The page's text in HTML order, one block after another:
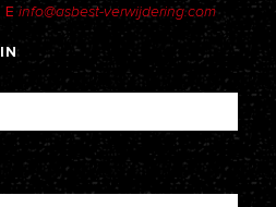
E info@asbest-verwijdering.com
IN